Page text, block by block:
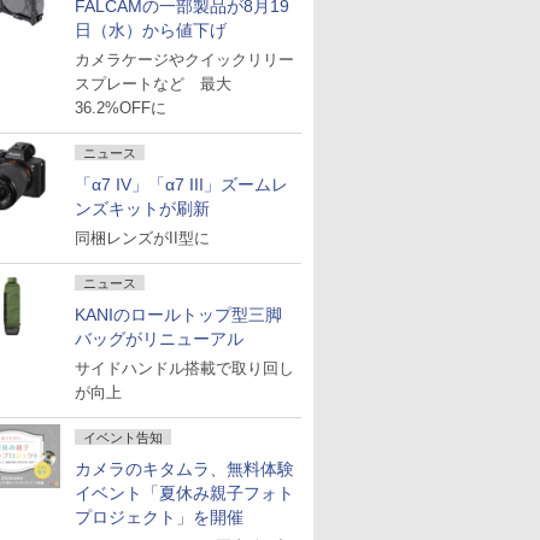
FALCAMの一部製品が8月19
日（水）から値下げ
カメラケージやクイックリリー
スプレートなど 最大
36.2%OFFに
ニュース
「α7 IV」「α7 III」ズームレ
ンズキットが刷新
同梱レンズがII型に
ニュース
KANIのロールトップ型三脚
バッグがリニューアル
サイドハンドル搭載で取り回し
が向上
イベント告知
カメラのキタムラ、無料体験
イベント「夏休み親子フォト
プロジェクト」を開催